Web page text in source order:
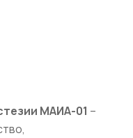
МАИА-01 –